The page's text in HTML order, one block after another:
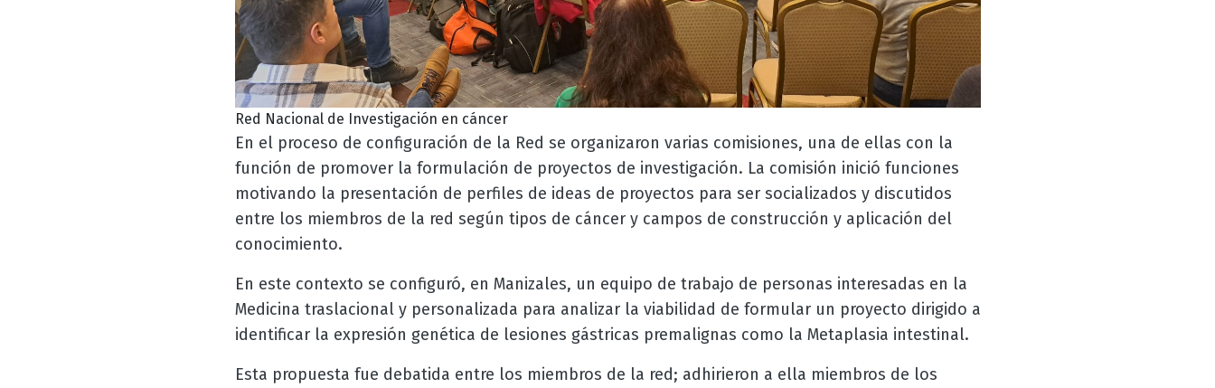
Red Nacional de Investigación en cáncer
En el proceso de configuración de la Red se organizaron varias comisiones, una de ellas con la
función de promover la formulación de proyectos de investigación. La comisión inició funciones
motivando la presentación de perfiles de ideas de proyectos para ser socializados y discutidos
entre los miembros de la red según tipos de cáncer y campos de construcción y aplicación del
conocimiento.
En este contexto se configuró, en Manizales, un equipo de trabajo de personas interesadas en la
Medicina traslacional y personalizada para analizar la viabilidad de formular un proyecto dirigido a
identificar la expresión genética de lesiones gástricas premalignas como la Metaplasia intestinal.
Esta propuesta fue debatida entre los miembros de la red; adhirieron a ella miembros de los